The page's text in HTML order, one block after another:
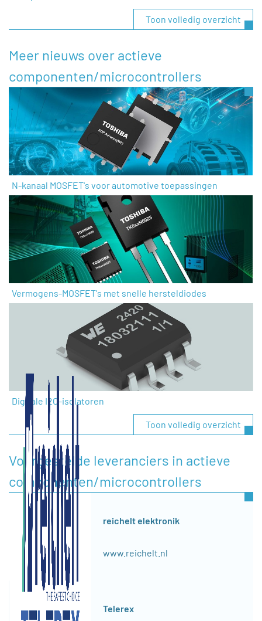
Toon volledig overzicht
Meer nieuws over actieve
componenten/microcontrollers
N-kanaal MOSFET's voor automotive toepassingen
Vermogens-MOSFET's met snelle hersteldiodes
Digitale I2C-isolatoren
Toon volledig overzicht
Voorgestelde leveranciers in actieve
componenten/microcontrollers
reichelt elektronik
www.reichelt.nl
Telerex